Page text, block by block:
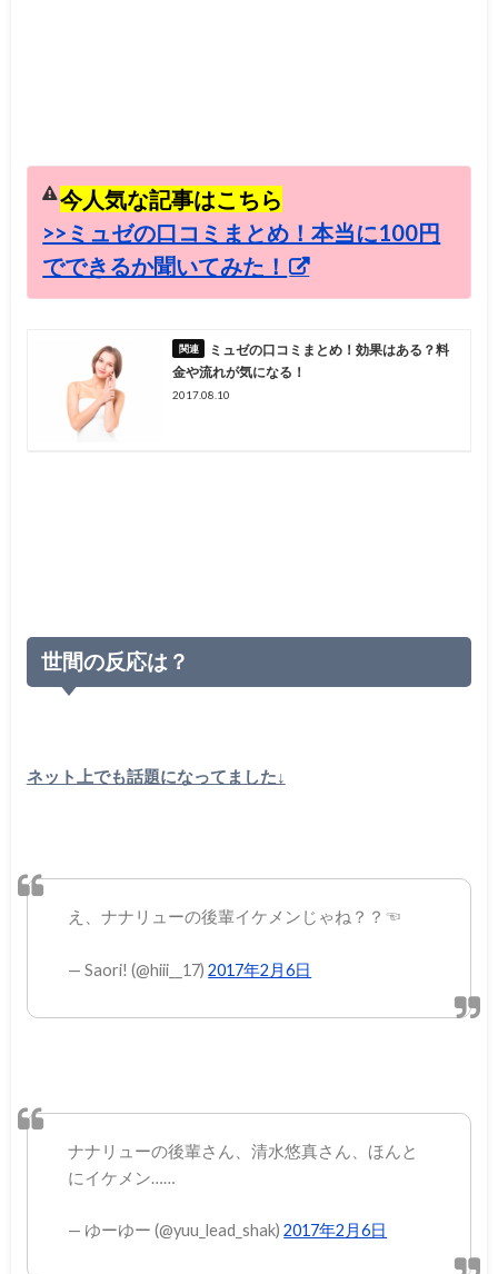
今人気な記事はこちら
>>ミュゼの口コミまとめ！本当に100円
でできるか聞いてみた！
ミュゼの口コミまとめ！効果はある？料
金や流れが気になる！
2017.08.10
世間の反応は？
ネット上でも話題になってました↓
え、ナナリューの後輩イケメンじゃね？？☜
— Saori! (@hiii__17)2017年2月6日
ナナリューの後輩さん、清水悠真さん、ほんと
にイケメン……
— ゆーゆー (@yuu_lead_shak)2017年2月6日